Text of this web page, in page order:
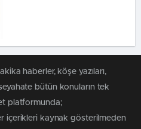
haberler, köşe yazıları,
bütün konuların tek
platformunda;
içerikleri kaynak gösterilmeden